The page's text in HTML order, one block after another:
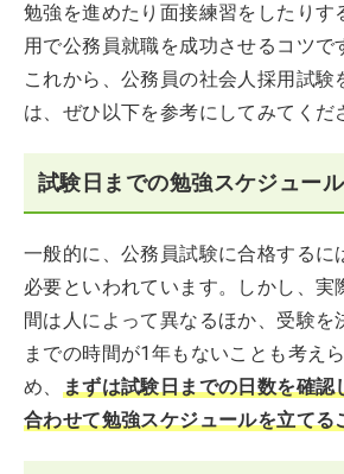
勉強を進めたり面接練習をしたりす
用で公務員就職を成功させるコツで
これから、公務員の社会人採用試験
は、ぜひ以下を参考にしてみてくだ
試験日までの勉強スケジュー
一般的に、公務員試験に合格するに
必要といわれています。しかし、実
間は人によって異なるほか、受験を
までの時間が1年もないことも考え
め、 まずは試験日までの日数を確認
合わせて勉強スケジュールを立てる